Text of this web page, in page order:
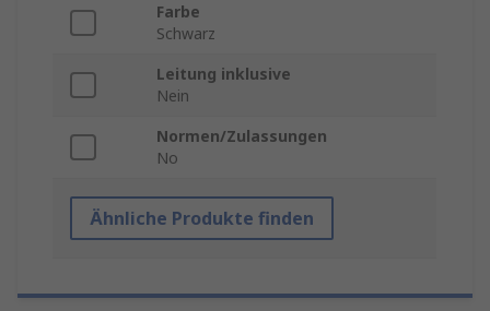
Farbe
Schwarz
Leitung inklusive
Nein
Normen/Zulassungen
No
Ähnliche Produkte finden